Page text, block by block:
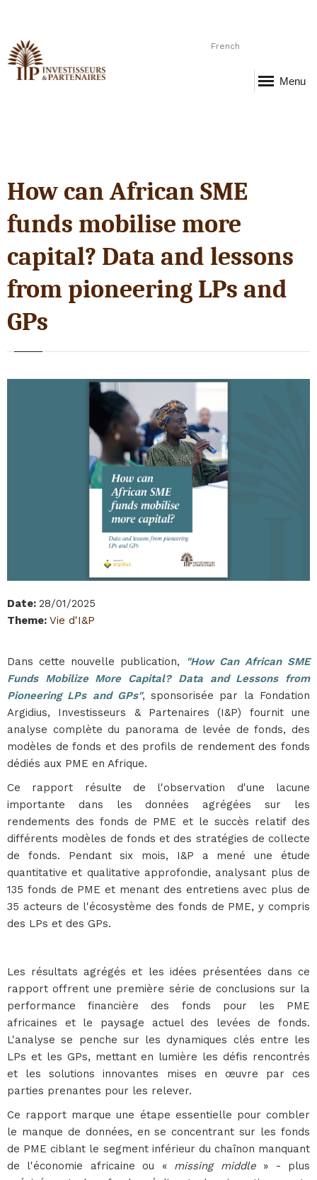
French
Menu
How can African SME
funds mobilise more
capital? Data and lessons
from pioneering LPs and
GPs
Date: 28/01/2025
Theme: Vie d'I&P
Dans cette nouvelle publication,
"How Can African SME
Funds Mobilize More Capital? Data and Lessons from
Pioneering LPs and GPs", sponsorisée par la Fondation
Argidius, Investisseurs & Partenaires (I&P) fournit une
analyse complète du panorama de levée de fonds, des
modèles de fonds et des profils de rendement des fonds
dédiés aux PME en Afrique.
Ce rapport résulte de l'observation d'une lacune
importante dans les données agrégées sur les
rendements des fonds de PME et le succès relatif des
différents modèles de fonds et des stratégies de collecte
de fonds. Pendant six mois, I&P a mené une étude
quantitative et qualitative approfondie, analysant plus de
135 fonds de PME et menant des entretiens avec plus de
35 acteurs de l'écosystème des fonds de PME, y compris
des LPs et des GPs.
Les résultats agrégés et les idées présentées dans ce
rapport offrent une première série de conclusions sur la
performance financière des fonds pour les PME
africaines et le paysage actuel des levées de fonds.
L'analyse se penche sur les dynamiques clés entre les
LPs et les GPs, mettant en lumière les défis rencontrés
et les solutions innovantes mises en œuvre par ces
parties prenantes pour les relever.
Ce rapport marque une étape essentielle pour combler
le manque de données, en se concentrant sur les fonds
de PME ciblant le segment inférieur du chaînon manquant
de l'économie africaine ou « missing middle» - plus